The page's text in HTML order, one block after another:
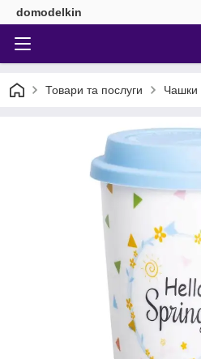
domodelkin
Товари та послуги Чашки